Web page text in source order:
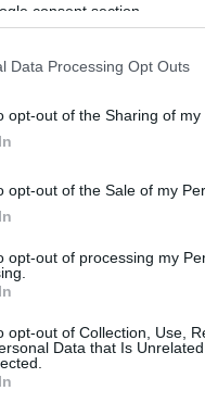
consent section.
Data Processing Opt Outs
opt-out of the Sharing of my
opt-out of the Sale of my
opt-out of processing my
opt-out of Collection, Use,
Data that Is
esetben
állat szombat
medvét egy
a nagyragadozó
hogy a kijelölt